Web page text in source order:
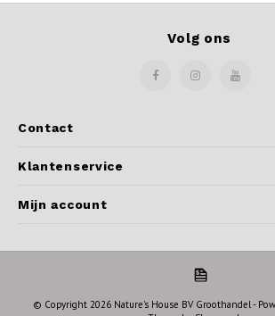
Contact
Volg ons
Klantenservice
Mijn account
© Copyright 2026 Nature's House BV Groothandel -